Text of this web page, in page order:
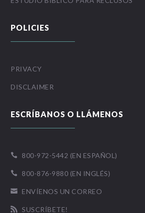
POLICIES
PRIVACY
DISCLAIMER
ESCRÍBANOS O LLÁMENOS
 800-972-5442 (EN ESPAÑOL)
 800-876-9880 (EN INGLÉS)
 ENVÍENOS UN CORREO
 SUSCRÍBETE!